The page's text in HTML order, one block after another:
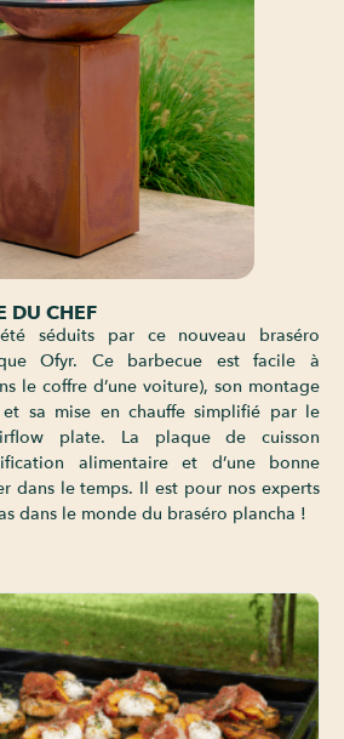
DU CHEF
séduits par ce nouveau braséro
Ofyr. Ce barbecue est facile à
le coffre d’une voiture), son montage
sa mise en chauffe simplifié par le
plate. La plaque de cuisson
alimentaire et d’une bonne
dans le temps. Il est pour nos experts
dans le monde du braséro plancha !